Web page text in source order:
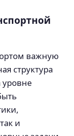
важную
структура
уровне
и